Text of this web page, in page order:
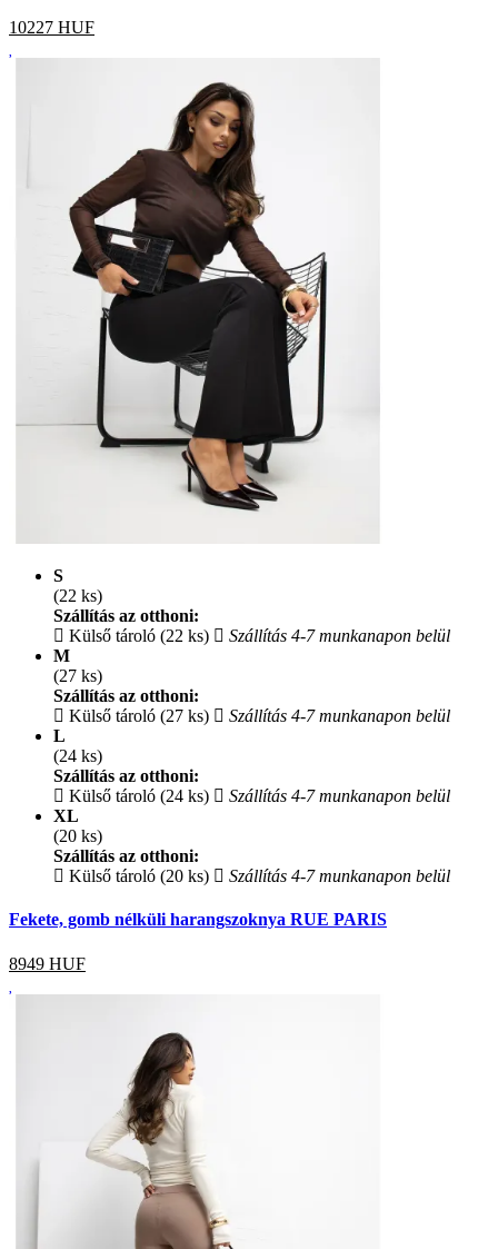
10227 HUF
S
(22 ks)
Szállítás az otthoni:
Külső tároló (22 ks)
Szállítás 4-7 munkanapon belül
M
(27 ks)
Szállítás az otthoni:
Külső tároló (27 ks)
Szállítás 4-7 munkanapon belül
L
(24 ks)
Szállítás az otthoni:
Külső tároló (24 ks)
Szállítás 4-7 munkanapon belül
XL
(20 ks)
Szállítás az otthoni:
Külső tároló (20 ks)
Szállítás 4-7 munkanapon belül
Fekete, gomb nélküli harangszoknya RUE PARIS
8949 HUF